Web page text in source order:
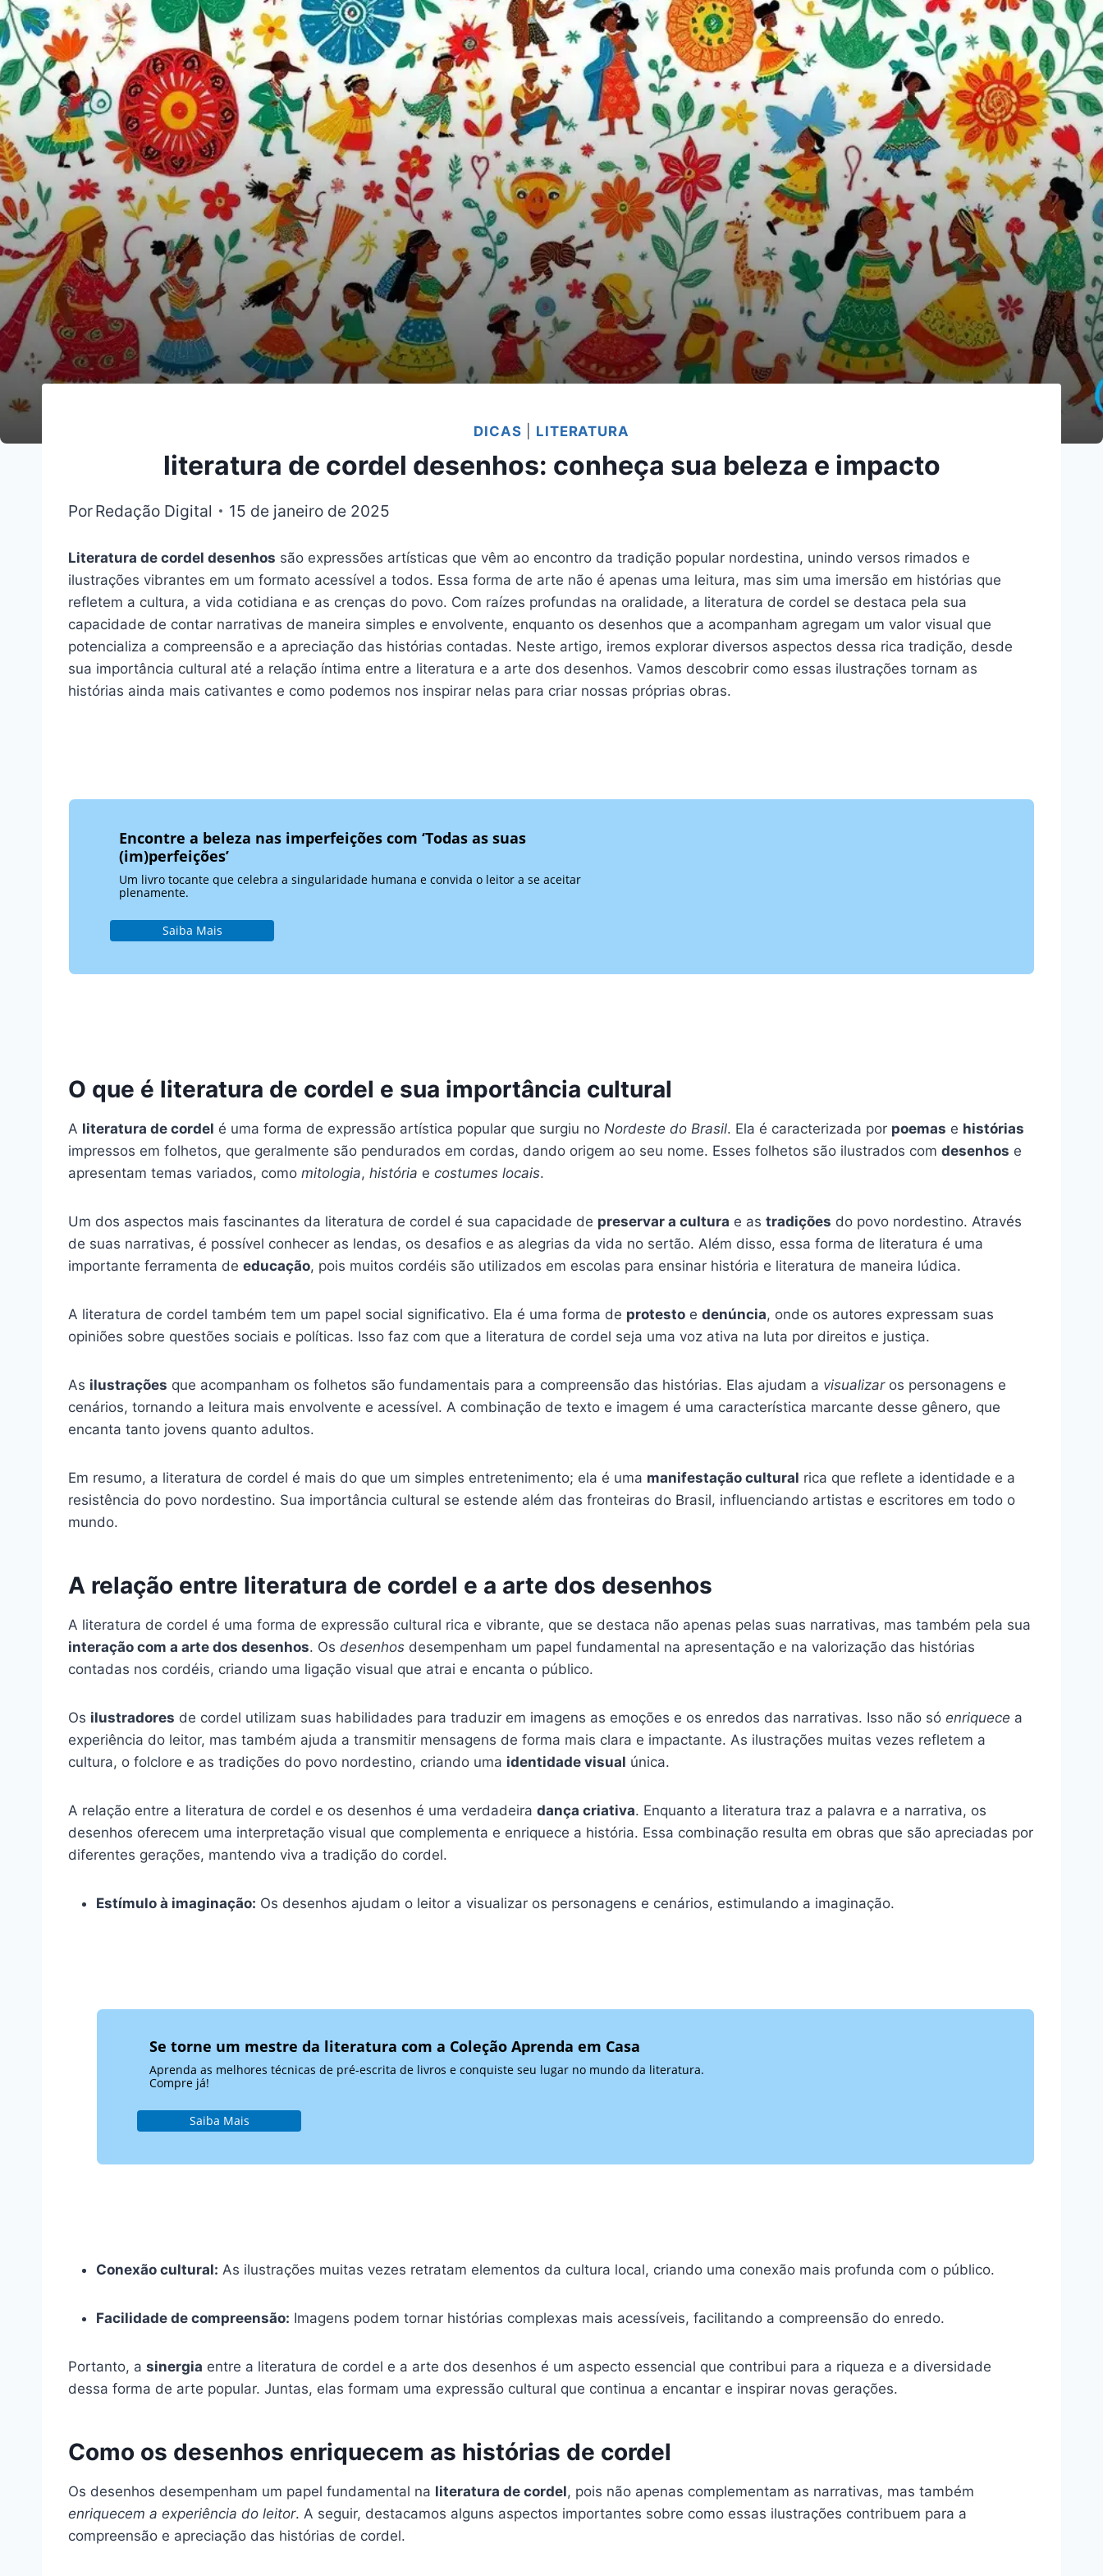
DICAS LITERATURA
literatura de cordel desenhos: conheça sua beleza e impacto
PorRedação Digital 15 de janeiro de 2025
Literatura de cordel desenhos são expressões artísticas que vêm ao encontro da tradição popular nordestina, unindo versos rimados e
ilustrações vibrantes em um formato acessível a todos. Essa forma de arte não é apenas uma leitura, mas sim uma imersão em histórias que
refletem a cultura, a vida cotidiana e as crenças do povo. Com raízes profundas na oralidade, a literatura de cordel se destaca pela sua
capacidade de contar narrativas de maneira simples e envolvente, enquanto os desenhos que a acompanham agregam um valor visual que
potencializa a compreensão e a apreciação das histórias contadas. Neste artigo, iremos explorar diversos aspectos dessa rica tradição, desde
sua importância cultural até a relação íntima entre a literatura e a arte dos desenhos. Vamos descobrir como essas ilustrações tornam as
histórias ainda mais cativantes e como podemos nos inspirar nelas para criar nossas próprias obras.
Encontre a beleza nas imperfeições com ‘Todas as suas
(im)perfeições’
Um livro tocante que celebra a singularidade humana e convida o leitor a se aceitar
plenamente.
Saiba Mais
O que é literatura de cordel e sua importância cultural
A literatura de cordel é uma forma de expressão artística popular que surgiu no Nordeste do Brasil. Ela é caracterizada por poemas e histórias
impressos em folhetos, que geralmente são pendurados em cordas, dando origem ao seu nome. Esses folhetos são ilustrados com desenhos e
apresentam temas variados, como mitologia, história e costumes locais.
Um dos aspectos mais fascinantes da literatura de cordel é sua capacidade de preservar a cultura e as tradições do povo nordestino. Através
de suas narrativas, é possível conhecer as lendas, os desafios e as alegrias da vida no sertão. Além disso, essa forma de literatura é uma
importante ferramenta de educação, pois muitos cordéis são utilizados em escolas para ensinar história e literatura de maneira lúdica.
A literatura de cordel também tem um papel social significativo. Ela é uma forma de protesto e denúncia, onde os autores expressam suas
opiniões sobre questões sociais e políticas. Isso faz com que a literatura de cordel seja uma voz ativa na luta por direitos e justiça.
As ilustrações que acompanham os folhetos são fundamentais para a compreensão das histórias. Elas ajudam a visualizaros personagens e
cenários, tornando a leitura mais envolvente e acessível. A combinação de texto e imagem é uma característica marcante desse gênero, que
encanta tanto jovens quanto adultos.
Em resumo, a literatura de cordel é mais do que um simples entretenimento; ela é uma manifestação cultural rica que reflete a identidade e a
resistência do povo nordestino. Sua importância cultural se estende além das fronteiras do Brasil, influenciando artistas e escritores em todo o
mundo.
A relação entre literatura de cordel e a arte dos desenhos
A literatura de cordel é uma forma de expressão cultural rica e vibrante, que se destaca não apenas pelas suas narrativas, mas também pela sua
interação com a arte dos desenhos. Os desenhos desempenham um papel fundamental na apresentação e na valorização das histórias
contadas nos cordéis, criando uma ligação visual que atrai e encanta o público.
Os ilustradores de cordel utilizam suas habilidades para traduzir em imagens as emoções e os enredos das narrativas. Isso não só enriquece a
experiência do leitor, mas também ajuda a transmitir mensagens de forma mais clara e impactante. As ilustrações muitas vezes refletem a
cultura, o folclore e as tradições do povo nordestino, criando uma identidade visual única.
A relação entre a literatura de cordel e os desenhos é uma verdadeira dança criativa. Enquanto a literatura traz a palavra e a narrativa, os
desenhos oferecem uma interpretação visual que complementa e enriquece a história. Essa combinação resulta em obras que são apreciadas por
diferentes gerações, mantendo viva a tradição do cordel.
Estímulo à imaginação: Os desenhos ajudam o leitor a visualizar os personagens e cenários, estimulando a imaginação.
Se torne um mestre da literatura com a Coleção Aprenda em Casa
Aprenda as melhores técnicas de pré-escrita de livros e conquiste seu lugar no mundo da literatura.
Compre já!
Saiba Mais
Conexão cultural: As ilustrações muitas vezes retratam elementos da cultura local, criando uma conexão mais profunda com o público.
Facilidade de compreensão: Imagens podem tornar histórias complexas mais acessíveis, facilitando a compreensão do enredo.
Portanto, a sinergia entre a literatura de cordel e a arte dos desenhos é um aspecto essencial que contribui para a riqueza e a diversidade
dessa forma de arte popular. Juntas, elas formam uma expressão cultural que continua a encantar e inspirar novas gerações.
Como os desenhos enriquecem as histórias de cordel
Os desenhos desempenham um papel fundamental na literatura de cordel, pois não apenas complementam as narrativas, mas também
enriquecem a experiência do leitor. A seguir, destacamos alguns aspectos importantes sobre como essas ilustrações contribuem para a
compreensão e apreciação das histórias de cordel.